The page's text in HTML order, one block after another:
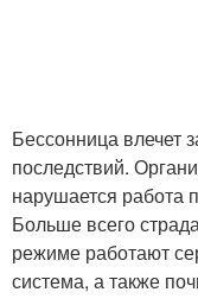
Бессонница влечет
последствий.
нарушается работа
Больше всего
режиме работают
система, а также